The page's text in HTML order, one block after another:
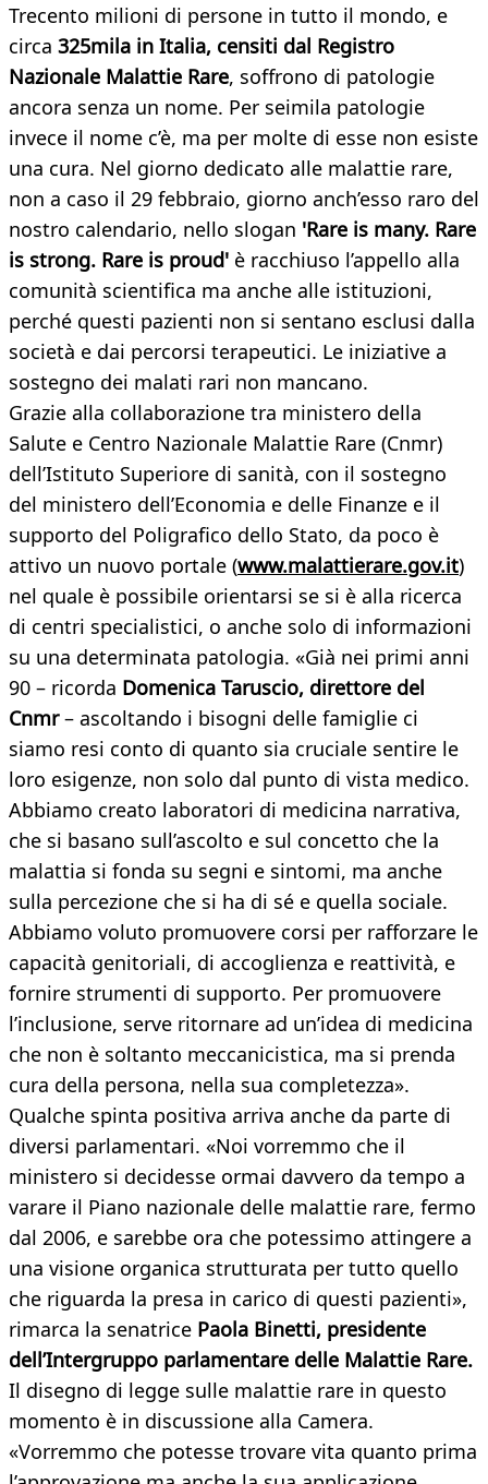
Trecento milioni di persone in tutto il mondo, e
circa 325mila in Italia, censiti dal Registro
Nazionale Malattie Rare, soffrono di patologie
ancora senza un nome. Per seimila patologie
invece il nome c’è, ma per molte di esse non esiste
una cura. Nel giorno dedicato alle malattie rare,
non a caso il 29 febbraio, giorno anch’esso raro del
nostro calendario, nello slogan 'Rare is many. Rare
is strong. Rare is proud' è racchiuso l’appello alla
comunità scientifica ma anche alle istituzioni,
perché questi pazienti non si sentano esclusi dalla
società e dai percorsi terapeutici. Le iniziative a
sostegno dei malati rari non mancano.
Grazie alla collaborazione tra ministero della
Salute e Centro Nazionale Malattie Rare (Cnmr)
dell’Istituto Superiore di sanità, con il sostegno
del ministero dell’Economia e delle Finanze e il
supporto del Poligrafico dello Stato, da poco è
attivo un nuovo portale (www.malattierare.gov.it)
nel quale è possibile orientarsi se si è alla ricerca
di centri specialistici, o anche solo di informazioni
su una determinata patologia. «Già nei primi anni
90 – ricorda Domenica Taruscio, direttore del
Cnmr– ascoltando i bisogni delle famiglie ci
siamo resi conto di quanto sia cruciale sentire le
loro esigenze, non solo dal punto di vista medico.
Abbiamo creato laboratori di medicina narrativa,
che si basano sull’ascolto e sul concetto che la
malattia si fonda su segni e sintomi, ma anche
sulla percezione che si ha di sé e quella sociale.
Abbiamo voluto promuovere corsi per rafforzare le
capacità genitoriali, di accoglienza e reattività, e
fornire strumenti di supporto. Per promuovere
l’inclusione, serve ritornare ad un’idea di medicina
che non è soltanto meccanicistica, ma si prenda
cura della persona, nella sua completezza».
Qualche spinta positiva arriva anche da parte di
diversi parlamentari. «Noi vorremmo che il
ministero si decidesse ormai davvero da tempo a
varare il Piano nazionale delle malattie rare, fermo
dal 2006, e sarebbe ora che potessimo attingere a
una visione organica strutturata per tutto quello
che riguarda la presa in carico di questi pazienti»,
rimarca la senatrice Paola Binetti, presidente
dell’Intergruppo parlamentare delle Malattie Rare.
Il disegno di legge sulle malattie rare in questo
momento è in discussione alla Camera.
«Vorremmo che potesse trovare vita quanto prima